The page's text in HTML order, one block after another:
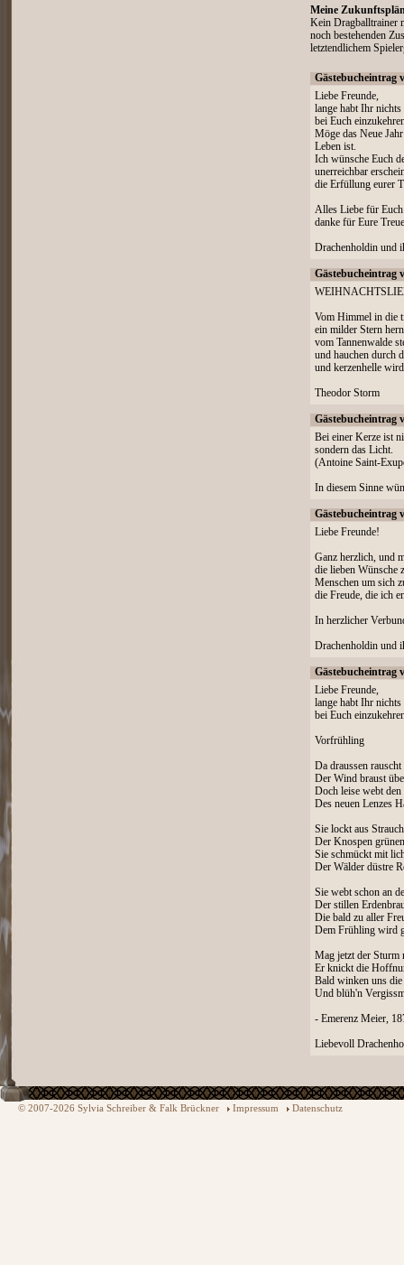
Meine
Kein Dragballtrainer
noch bestehenden
letztendlichem
Gästebucheintrag
Liebe Freunde,
lange habt Ihr
bei Euch
Möge das Neue
Leben ist.
Ich wünsche Euch
unerreichbar
die Erfüllung eurer
Alles Liebe für
danke für Eure
Drachenholdin und
Gästebucheintrag
Vom Himmel in die
ein milder Stern
vom Tannenwalde
und hauchen durch
und kerzenhelle
Theodor Storm
Gästebucheintrag
Bei einer Kerze ist
sondern das Licht.
(Antoine Saint-
In diesem Sinne
Gästebucheintrag
Liebe Freunde!
Ganz herzlich, und
die lieben Wünsche
Menschen um sich
die Freude, die ich
In herzlicher
Drachenholdin und
Gästebucheintrag
Liebe Freunde,
lange habt Ihr
bei Euch
Vorfrühling
Da draussen rauscht
Der Wind braust
Doch leise webt den
Des neuen Lenzes
Sie lockt aus
Der Knospen
Sie schmückt mit
Der Wälder düstre
Sie webt schon an
Der stillen
Die bald zu aller
Dem Frühling wird
Mag jetzt der Sturm
Er knickt die
Bald winken uns die
Und blüh'n
- Emerenz Meier,
Liebevoll
© 2007-2026 Sylvia Schreiber & Falk Brückner Impressum Datenschutz